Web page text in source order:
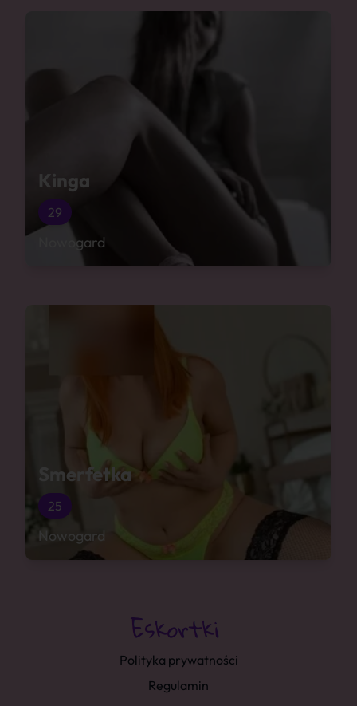
Kinga
29
Nowogard
Smerfetka
25
Nowogard
Polityka prywatności
Regulamin